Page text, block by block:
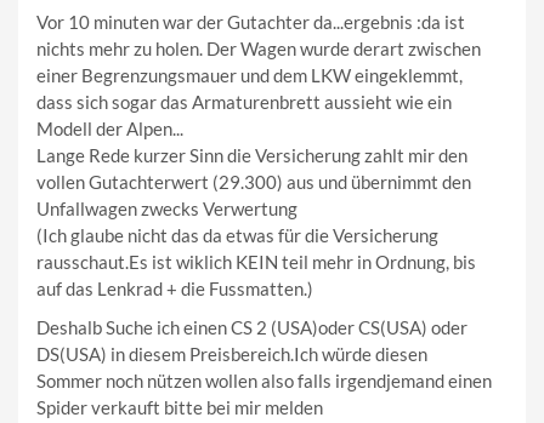
Vor 10 minuten war der Gutachter da...ergebnis :da ist
nichts mehr zu holen. Der Wagen wurde derart zwischen
einer Begrenzungsmauer und dem LKW eingeklemmt,
dass sich sogar das Armaturenbrett aussieht wie ein
Modell der Alpen...
Lange Rede kurzer Sinn die Versicherung zahlt mir den
vollen Gutachterwert (29.300) aus und übernimmt den
Unfallwagen zwecks Verwertung
(Ich glaube nicht das da etwas für die Versicherung
rausschaut.Es ist wiklich KEIN teil mehr in Ordnung, bis
auf das Lenkrad + die Fussmatten.)
Deshalb Suche ich einen CS 2 (USA)oder CS(USA) oder
DS(USA) in diesem Preisbereich.Ich würde diesen
Sommer noch nützen wollen also falls irgendjemand einen
Spider verkauft bitte bei mir melden